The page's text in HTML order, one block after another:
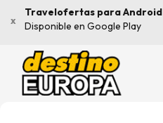
x
Travelofertas para Android
Disponible en Google Play